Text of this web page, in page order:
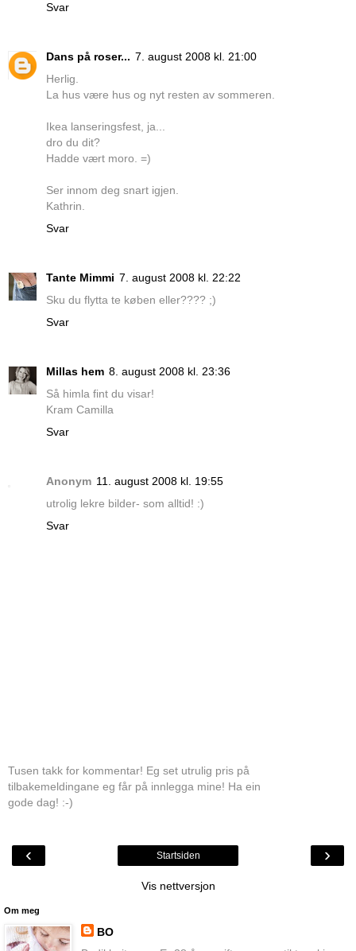
Svar
Dans på roser... 7. august 2008 kl. 21:00
Herlig.
La hus være hus og nyt resten av sommeren.
Ikea lanseringsfest, ja...
dro du dit?
Hadde vært moro. =)
Ser innom deg snart igjen.
Kathrin.
Svar
Tante Mimmi 7. august 2008 kl. 22:22
Sku du flytta te køben eller???? ;)
Svar
Millas hem 8. august 2008 kl. 23:36
Så himla fint du visar!
Kram Camilla
Svar
Anonym 11. august 2008 kl. 19:55
utrolig lekre bilder- som alltid! :)
Svar
Tusen takk for kommentar! Eg set utrulig pris på
tilbakemeldingane eg får på innlegga mine! Ha ein
gode dag! :-)
‹ ›
Startsiden
Vis nettversjon
Om meg
BO